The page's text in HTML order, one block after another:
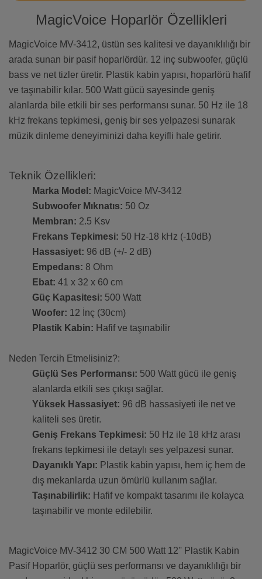
MagicVoice Hoparlör Özellikleri
MagicVoice MV-3412, üstün ses kalitesi ve dayanıklılığı bir
arada sunan bir pasif hoparlördür. 12 inç subwoofer, güçlü
bass ve net tizler üretir. Plastik kabin yapısı, hoparlörü hafif
ve taşınabilir kılar. 500 Watt gücü sayesinde geniş
alanlarda bile etkili bir ses performansı sunar. 50 Hz ile 18
kHz frekans tepkimesi, geniş bir ses yelpazesi sunarak
müzik dinleme deneyiminizi daha keyifli hale getirir.
Teknik Özellikleri:
Marka Model: MagicVoice MV-3412
Subwoofer Mıknatıs: 50 Oz
Membran: 2.5 Ksv
Frekans Tepkimesi: 50 Hz-18 kHz (-10dB)
Hassasiyet: 96 dB (+/- 2 dB)
Empedans: 8 Ohm
Ebat: 41 x 32 x 60 cm
Güç Kapasitesi: 500 Watt
Woofer: 12 İnç (30cm)
Plastik Kabin: Hafif ve taşınabilir
Neden Tercih Etmelisiniz?:
Güçlü Ses Performansı: 500 Watt gücü ile geniş
alanlarda etkili ses çıkışı sağlar.
Yüksek Hassasiyet: 96 dB hassasiyeti ile net ve
kaliteli ses üretir.
Geniş Frekans Tepkimesi: 50 Hz ile 18 kHz arası
frekans tepkimesi ile detaylı ses yelpazesi sunar.
Dayanıklı Yapı: Plastik kabin yapısı, hem iç hem de
dış mekanlarda uzun ömürlü kullanım sağlar.
Taşınabilirlik: Hafif ve kompakt tasarımı ile kolayca
taşınabilir ve monte edilebilir.
MagicVoice MV-3412 30 CM 500 Watt 12'' Plastik Kabin
Pasif Hoparlör, güçlü ses performansı ve dayanıklılığı bir